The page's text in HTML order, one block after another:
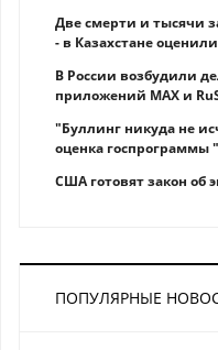
Две смерти и тысячи
- в Казахстане
В России возбудили
приложений MAX и
"Буллинг никуда не
оценка госпрограммы
США готовят закон об
ПОПУЛЯРНЫЕ